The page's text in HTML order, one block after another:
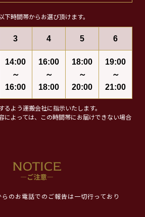
下時間帯からお選び頂けます。
3 4 5 6
14:00
～
16:00
16:00
～
18:00
18:00
～
20:00
19:00
～
21:00
るよう運搬会社に指示いたします。
によっては、この時間帯にお届けできない場合
らのお電話でのご報告は一切行っており